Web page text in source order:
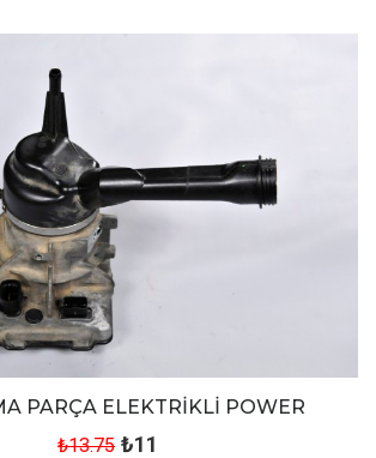
PARÇA ELEKTRİKLİ POWER
₺13.75 ₺11